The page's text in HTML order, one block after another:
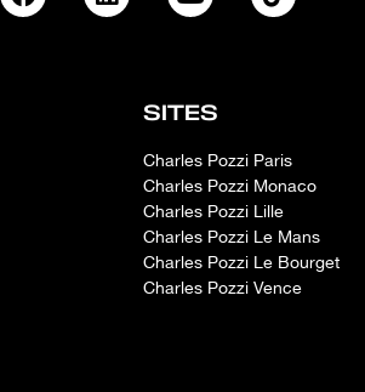
SITES
Charles Pozzi Paris
Charles Pozzi Monaco
Charles Pozzi Lille
Charles Pozzi Le Mans
Charles Pozzi Le Bourget
Charles Pozzi Vence